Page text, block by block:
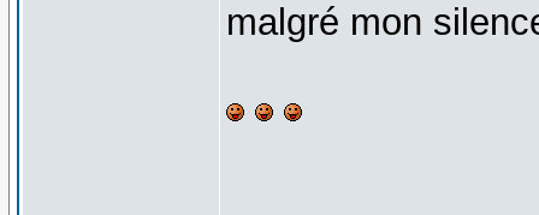
malgré mon